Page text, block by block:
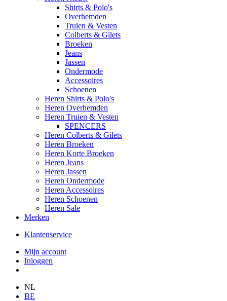
Shirts & Polo's
Overhemden
Truien & Vesten
Colberts & Gilets
Broeken
Jeans
Jassen
Ondermode
Accessoires
Schoenen
Heren Shirts & Polo's
Heren Overhemden
Heren Truien & Vesten
SPENCERS
Heren Colberts & Gilets
Heren Broeken
Heren Korte Broeken
Heren Jeans
Heren Jassen
Heren Ondermode
Heren Accessoires
Heren Schoenen
Heren Sale
Merken
Klantenservice
Mijn account
Inloggen
NL
BE